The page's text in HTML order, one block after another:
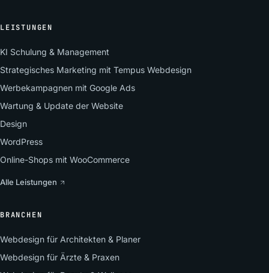
LEISTUNGEN
KI Schulung & Management
Strategisches Marketing mit Tempus Webdesign
Werbekampagnen mit Google Ads
Wartung & Update der Website
Design
WordPress
Online-Shops mit WooCommerce
Alle Leistungen
BRANCHEN
Webdesign für Architekten & Planer
Webdesign für Ärzte & Praxen